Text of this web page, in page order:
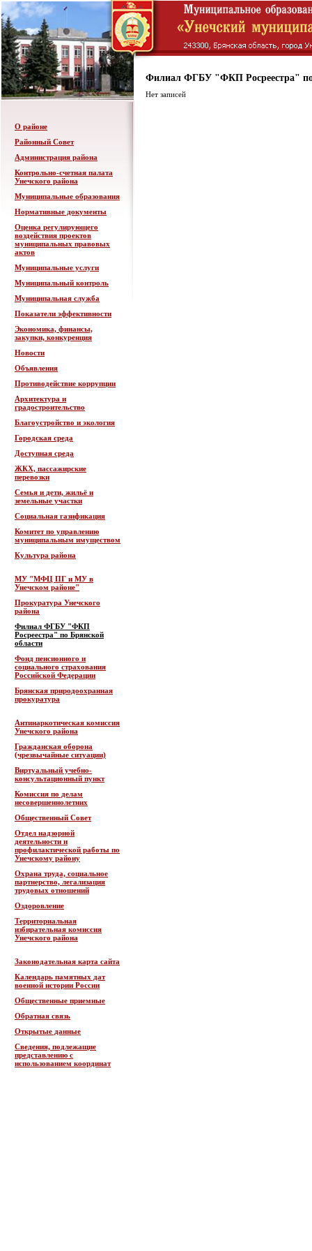
О районе
Районный Совет
Администрация района
Контрольно-счетная палата
Унечского района
Муниципальные образования
Нормативные документы
Оценка регулирующего
воздействия проектов
муниципальных правовых
актов
Муниципальные услуги
Муниципальный контроль
Муниципальная служба
Показатели эффективности
Экономика, финансы,
закупки, конкуренция
Новости
Объявления
Противодействие коррупции
Архитектура и
градостроительство
Благоустройство и экология
Городская среда
Доступная среда
ЖКХ, пассажирские
перевозки
Семья и дети, жильё и
земельные участки
Социальная газификация
Комитет по управлению
муниципальным имуществом
Культура района
МУ "МФЦ ПГ и МУ в
Унечском районе"
Прокуратура Унечского
района
Филиал ФГБУ "ФКП
Росреестра" по Брянской
области
Фонд пенсионного и
социального страхования
Российской Федерации
Брянская природоохранная
прокуратура
Антинаркотическая комиссия
Унечского района
Гражданская оборона
(чрезвычайные ситуации)
Виртуальный учебно-
консультационный пункт
Комиссия по делам
несовершеннолетних
Общественный Совет
Отдел надзорной
деятельности и
профилактической работы по
Унечскому району
Охрана труда, социальное
партнерство, легализация
трудовых отношений
Оздоровление
Территориальная
избирательная комиссия
Унечского района
Законодательная карта сайта
Календарь памятных дат
военной истории России
Общественные приемные
Обратная связь
Открытые данные
Сведения, подлежащие
представлению с
использованием координат
Филиал ФГБУ "ФКП Росреестра" по
Нет записей